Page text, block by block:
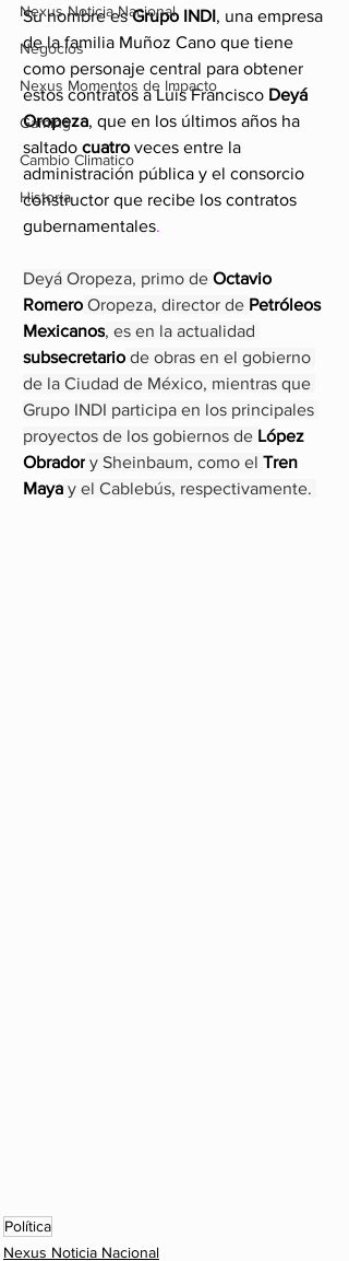
Nexus Noticia Nacional
Negocios
Nexus Momentos de Impacto
Gaming
Cambio Climatico
Historia
Su nombre es Grupo INDI, una empresa
de la familia Muñoz Cano que tiene
como personaje central para obtener
estos contratos a Luis Francisco Deyá
Oropeza, que en los últimos años ha
saltado cuatro veces entre la
administración pública y el consorcio
constructor que recibe los contratos
gubernamentales.
Deyá Oropeza, primo de Octavio
Romero Oropeza, director de Petróleos
Mexicanos, es en la actualidad
subsecretario de obras en el gobierno
de la Ciudad de México, mientras que
Grupo INDI participa en los principales
proyectos de los gobiernos de López
Obrador y Sheinbaum, como el Tren
Maya y el Cablebús, respectivamente.
Política
Nexus Noticia Nacional